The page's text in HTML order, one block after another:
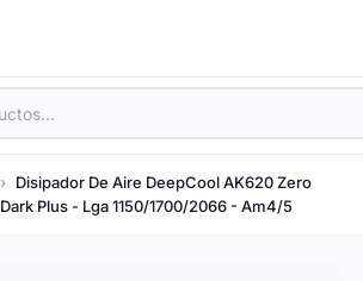
Disipador De Aire DeepCool AK620 Zero
Dark Plus - Lga 1150/1700/2066 - Am4/5